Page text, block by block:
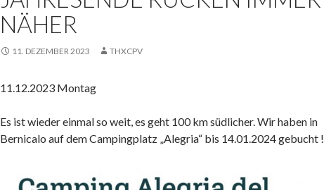
NÄHER
11. DEZEMBER 2023 THXCPV
11.12.2023 Montag
Es ist wieder einmal so weit, es geht 100 km südlicher. Wir haben in
Bernicalo auf dem Campingplatz „Alegria“ bis 14.01.2024 gebucht !